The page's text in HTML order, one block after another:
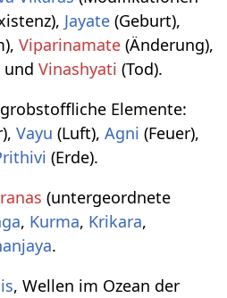
Jayate (Geburt),
Viparinamate (Änderung),
undVinashyati (Tod).
Elemente:
Vayu (Luft),Agni (Feuer),
(Erde).
(untergeordnete
, Kurma, Krikara,
.
, Wellen im Ozean der